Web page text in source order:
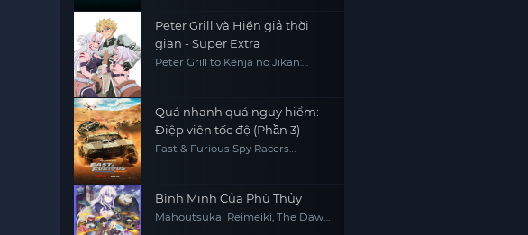
Peter Grill và Hiền giả thời
gian - Super Extra
Peter Grill to Kenja no Jikan:
Quá nhanh quá nguy hiểm:
Điệp viên tốc độ (Phần 3)
Fast & Furious Spy Racers
Bình Minh Của Phù Thủy
Mahoutsukai Reimeiki, The Dawn